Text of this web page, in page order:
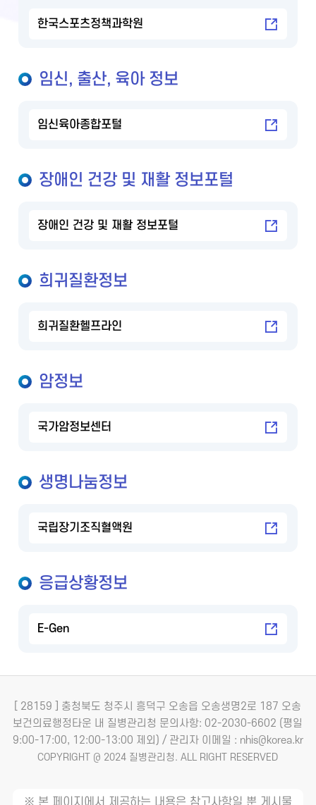
한국스포츠정책과학원
임신, 출산, 육아 정보
임신육아종합포털
장애인 건강 및 재활 정보포털
장애인 건강 및 재활 정보포털
희귀질환정보
희귀질환헬프라인
암정보
국가암정보센터
생명나눔정보
국립장기조직혈액원
응급상황정보
E-Gen
[ 28159 ] 충청북도 청주시 흥덕구 오송읍 오송생명2로 187 오송
보건의료행정타운 내 질병관리청 문의사항: 02-2030-6602 (평일
9:00-17:00, 12:00-13:00 제외) / 관리자 이메일 : nhis@korea.kr
COPYRIGHT @ 2024 질병관리청. ALL RIGHT RESERVED
※ 본 페이지에서 제공하는 내용은 참고사항일 뿐 게시물